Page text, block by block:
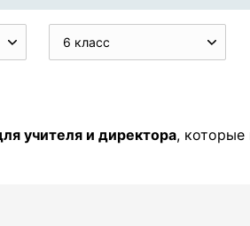
6 класс
учителя и директора,